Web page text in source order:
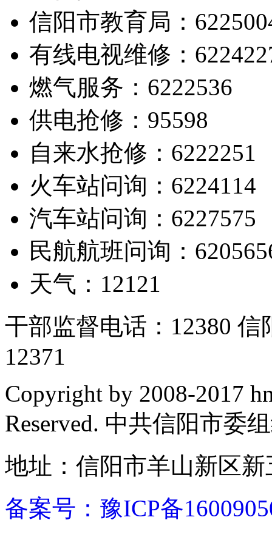
信阳市教育局：
有线电视维修：
燃气服务：6222536
供电抢修：95598
自来水抢修：6222251
火车站问询：6224114
汽车站问询：6227575
民航航班问询：
天气：12121
干部监督电话：12380
12371
Copyright by 2008-2017
Reserved. 中共信阳市委
地址：信阳市羊山新区
备案号：豫ICP备